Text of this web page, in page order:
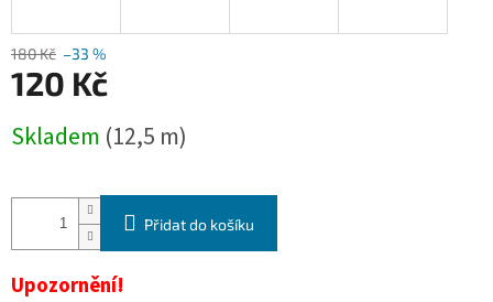
180 Kč –33 %
120 Kč
cena:
Skladem (12,5 m)
Přidat do košíku
Upozornění!